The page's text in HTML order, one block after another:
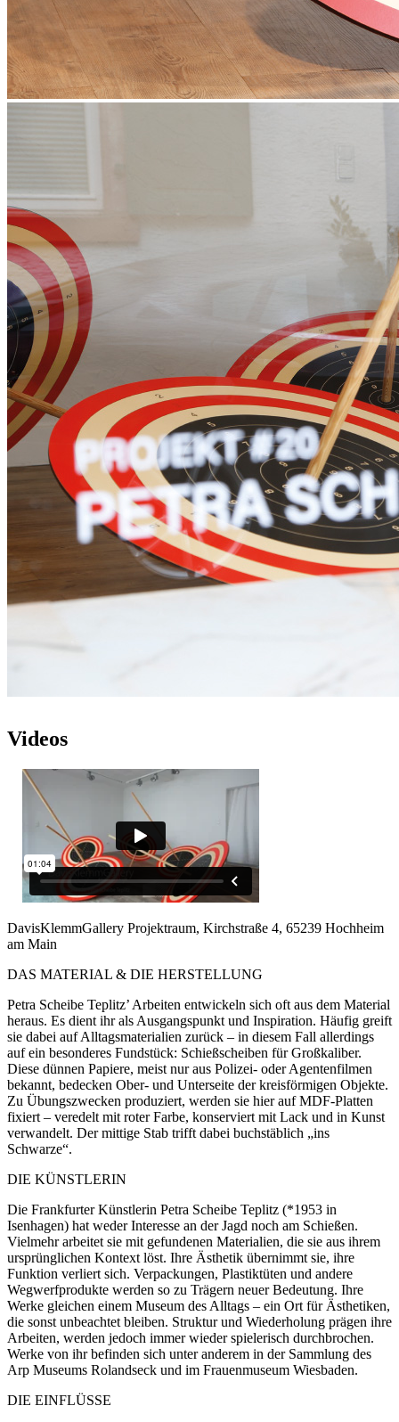
Videos
DavisKlemmGallery Projektraum, Kirchstraße 4, 65239 Hochheim
am Main
DAS MATERIAL & DIE HERSTELLUNG
Petra Scheibe Teplitz’ Arbeiten entwickeln sich oft aus dem Material
heraus. Es dient ihr als Ausgangspunkt und Inspiration. Häufig greift
sie dabei auf Alltagsmaterialien zurück – in diesem Fall allerdings
auf ein besonderes Fundstück: Schießscheiben für Großkaliber.
Diese dünnen Papiere, meist nur aus Polizei- oder Agentenfilmen
bekannt, bedecken Ober- und Unterseite der kreisförmigen Objekte.
Zu Übungszwecken produziert, werden sie hier auf MDF-Platten
fixiert – veredelt mit roter Farbe, konserviert mit Lack und in Kunst
verwandelt. Der mittige Stab trifft dabei buchstäblich „ins
Schwarze“.
DIE KÜNSTLERIN
Die Frankfurter Künstlerin Petra Scheibe Teplitz (*1953 in
Isenhagen) hat weder Interesse an der Jagd noch am Schießen.
Vielmehr arbeitet sie mit gefundenen Materialien, die sie aus ihrem
ursprünglichen Kontext löst. Ihre Ästhetik übernimmt sie, ihre
Funktion verliert sich. Verpackungen, Plastiktüten und andere
Wegwerfprodukte werden so zu Trägern neuer Bedeutung. Ihre
Werke gleichen einem Museum des Alltags – ein Ort für Ästhetiken,
die sonst unbeachtet bleiben. Struktur und Wiederholung prägen ihre
Arbeiten, werden jedoch immer wieder spielerisch durchbrochen.
Werke von ihr befinden sich unter anderem in der Sammlung des
Arp Museums Rolandseck und im Frauenmuseum Wiesbaden.
DIE EINFLÜSSE